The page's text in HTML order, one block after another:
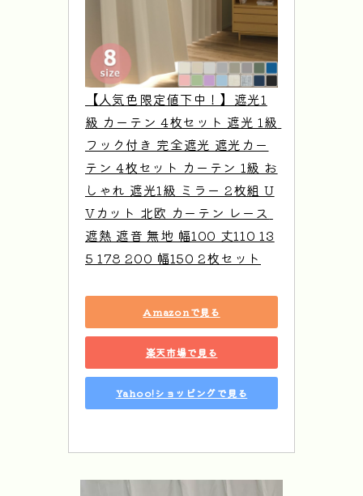
【人気色限定値下中！】遮光1
級 カーテン 4枚セット 遮光 1級
フック付き 完全遮光 遮光カー
テン 4枚セット カーテン 1級 お
しゃれ 遮光1級 ミラー 2枚組 U
Vカット 北欧 カーテン レース
遮熱 遮音 無地 幅100 丈110 13
5 178 200 幅150 2枚セット
Amazonで見る
楽天市場で見る
Yahoo!ショッピングで見る